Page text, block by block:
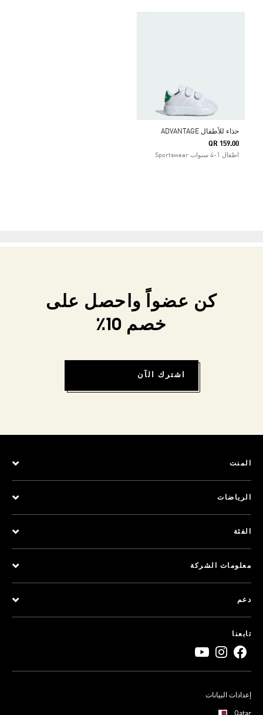
حذاء للأطفال ADVANTAGE
QR 159.00
اطفال 1-4 سنوات Sportswear
كن عضواً واحصل على
خصم 10٪
اشترك الآن
المنت
الرياضات
الفئة
معلومات الشركة
دعم
تابعنا
إعدادات البيانات